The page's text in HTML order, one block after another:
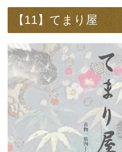
【11】てまり屋